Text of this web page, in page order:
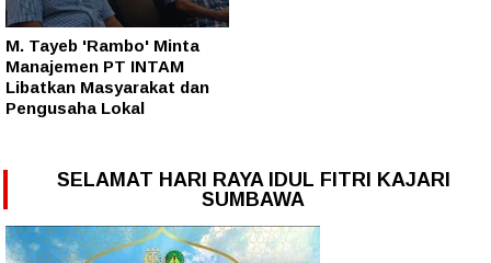
M. Tayeb 'Rambo' Minta
Manajemen PT INTAM
Libatkan Masyarakat dan
Pengusaha Lokal
SELAMAT HARI RAYA IDUL FITRI KAJARI
SUMBAWA